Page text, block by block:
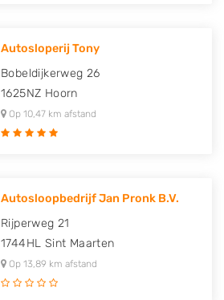
Autosloperij Tony
Bobeldijkerweg 26
1625NZ Hoorn
Op 10,47 km afstand
Autosloopbedrijf Jan Pronk B.V.
Rijperweg 21
1744HL Sint Maarten
Op 13,89 km afstand